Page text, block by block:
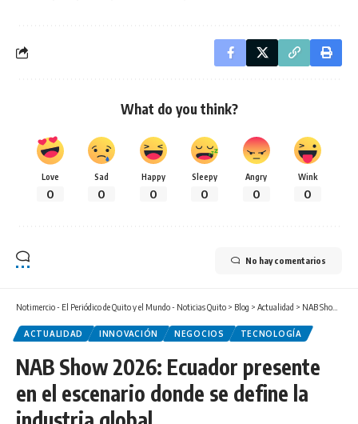
What do you think?
Love
0
Sad
0
Happy
0
Sleepy
0
Angry
0
Wink
0
No hay comentarios
Notimercio - El Periódico de Quito y el Mundo - Noticias Quito > Blog > Actualidad > NAB Show 2026: Ecuador presente en el escenario donde se define la industria global
ACTUALIDAD INNOVACIÓN NEGOCIOS TECNOLOGÍA
NAB Show 2026: Ecuador presente
en el escenario donde se define la